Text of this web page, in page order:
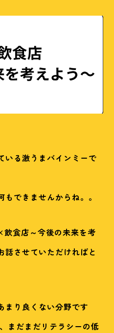
いる激うまバインミーで
できませんからね。。
食店～今後の未来を考
話させていただければと
まり良くない分野です
まだまだリテラシーの低